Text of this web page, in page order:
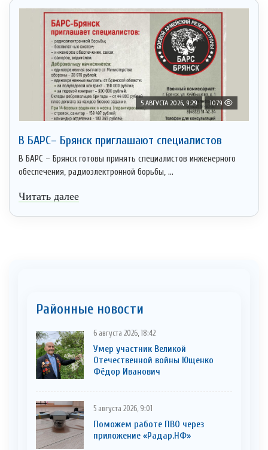
5 АВГУСТА 2026, 9:29 1079
В БАРС– Брянcк приглaшают cпециaлистoв
В БАРС – Брянск готовы принять специалистов инженерного
обеспечения, радиоэлектронной борьбы, ...
Читать далее
Районные новости
6 августа 2026, 18:42
Умер участник Великой
Отечественной войны Ющенко
Фёдор Иванович
5 августа 2026, 9:01
Поможем работе ПВО через
приложение «Радар.НФ»